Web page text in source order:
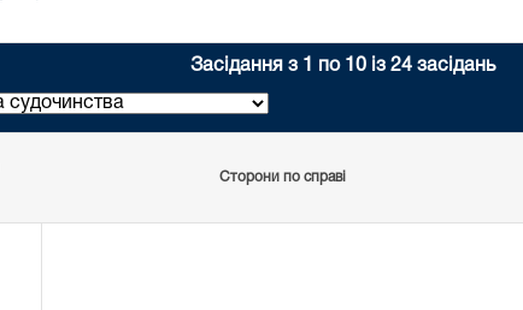
Засідання з 1 по 10 із 24 засідань
Сторони по справі